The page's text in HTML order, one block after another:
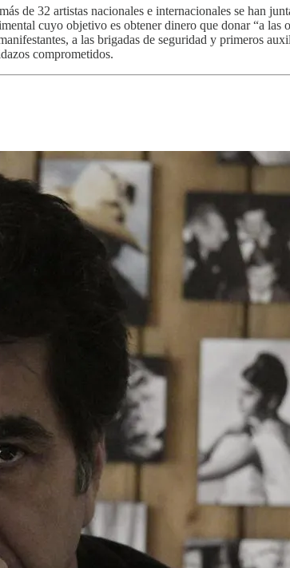
de 32 artistas nacionales e internacionales se han
cuyo objetivo es obtener dinero que donar “a
a las brigadas de seguridad y primeros
comprometidos.